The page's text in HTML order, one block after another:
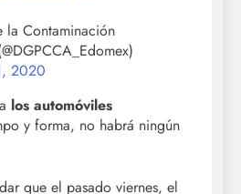
Contaminación
2020
los automóviles
y forma, no habrá ningún
que el pasado viernes, el